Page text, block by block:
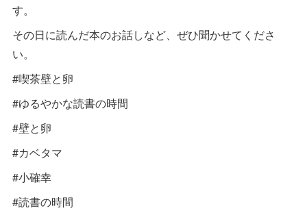
す。
その日に読んだ本のお話しなど、ぜひ聞かせてくださ
い。
#喫茶壁と卵
#ゆるやかな読書の時間
#壁と卵
#カベタマ
#小確幸
#読書の時間